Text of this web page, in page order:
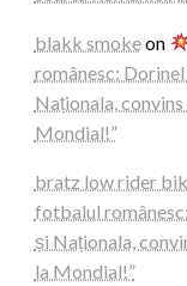
blakk smokeon
românesc:
Naționala,
Mondial!”
bratz low rider
fotbalul
și Naționala,
la Mondial!”